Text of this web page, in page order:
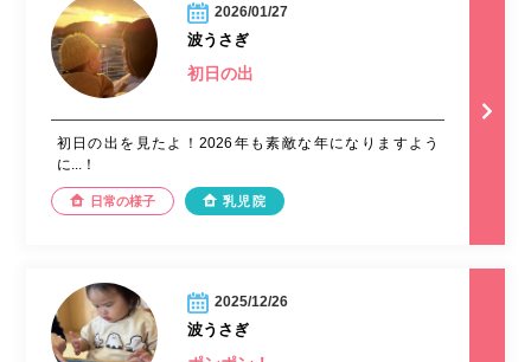
2026/01/27
波うさぎ
初日の出
初日の出を見たよ！2026年も素敵な年になりますよう
に...！
日常の様子 乳児院
2025/12/26
波うさぎ